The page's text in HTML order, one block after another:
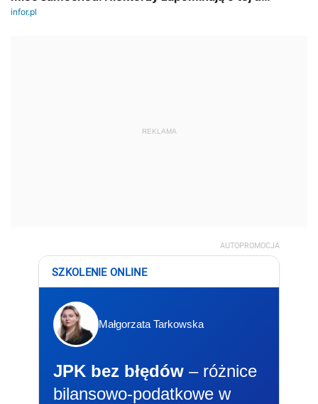
REKLAMA
AUTOPROMOCJA
SZKOLENIE ONLINE
Małgorzata Tarkowska
JPK bez błędów – różnice
bilansowo-podatkowe w